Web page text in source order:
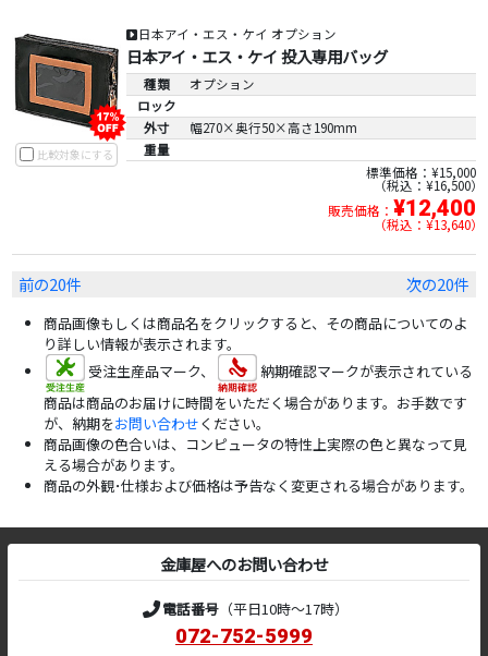
比較対象にする
日本アイ・エス・ケイ オプション
日本アイ・エス・ケイ 投入専用バッグ
種類
オプション
ロック
外寸
幅270×奥行50×高さ190mm
重量
標準価格：¥15,000
税込：¥16,500
販売価格： ¥12,400
税込：¥13,640
前の20件 次の20件
商品画像もしくは商品名をクリックすると、その商品についてのよ
り詳しい情報が表示されます。
受注生産品マーク、
納期確認マークが表示されている
商品は商品のお届けに時間をいただく場合があります。お手数です
が、納期をお問い合わせください。
商品画像の色合いは、コンピュータの特性上実際の色と異なって見
える場合があります。
商品の外観･仕様および価格は予告なく変更される場合があります。
金庫屋へのお問い合わせ
電話番号（平日10時～17時）
072-752-5999